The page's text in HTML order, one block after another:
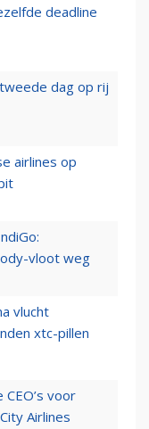
deadline
dag op rij
airlines op
vloot weg
vlucht
xtc-pillen
voor
Airlines